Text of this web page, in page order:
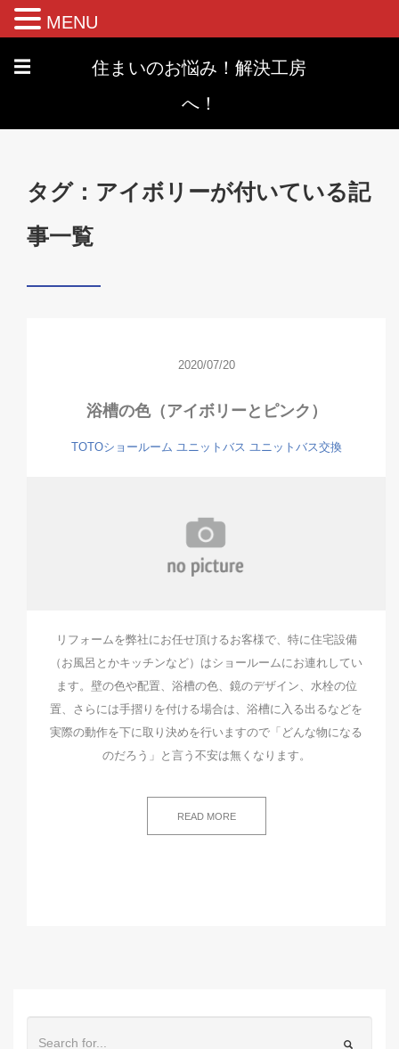
☰
住まいのお悩み！解決工房
へ！
タグ：アイボリーが付いている記
事一覧
2020/07/20
浴槽の色（アイボリーとピンク）
TOTOショールーム ユニットバス ユニットバス交換
リフォームを弊社にお任せ頂けるお客様で、特に住宅設備
（お風呂とかキッチンなど）はショールームにお連れしてい
ます。壁の色や配置、浴槽の色、鏡のデザイン、水栓の位
置、さらには手摺りを付ける場合は、浴槽に入る出るなどを
実際の動作を下に取り決めを行いますので「どんな物になる
のだろう」と言う不安は無くなります。
READ MORE
MENU